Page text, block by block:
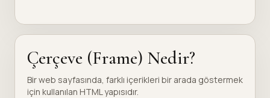
Çerçeve (Frame) Nedir?
Bir web sayfasında, farklı içerikleri bir arada göstermek
için kullanılan HTML yapısıdır.